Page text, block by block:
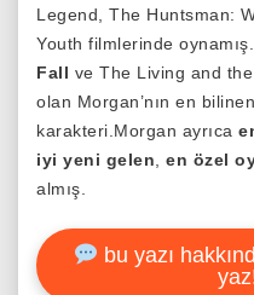
Legend, The Huntsman:
Youth filmlerinde oynamış.
Fall ve The Living and
olan Morgan’nın en
karakteri.Morgan ayrıca
iyi yeni gelen
en özel
almış.
bu yazı